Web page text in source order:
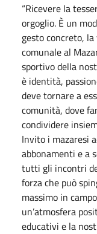
“Ricevere la
orgoglio. È un
gesto concreto,
comunale al
sportivo della
è identità,
deve tornare a
comunità, dove
condividere
Invito i mazaresi
abbonamenti e a
tutti gli incontri
forza che può
massimo in
un’atmosfera
educativi e la